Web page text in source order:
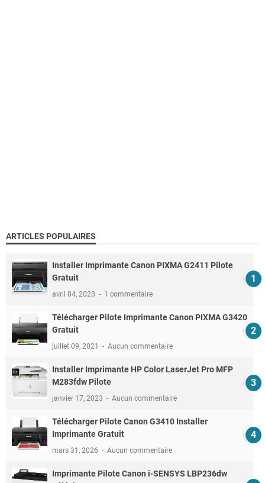
ARTICLES POPULAIRES
Installer Imprimante Canon PIXMA G2411 Pilote
Gratuit
avril 04, 2023 1 commentaire
Télécharger Pilote Imprimante Canon PIXMA G3420
Gratuit
juillet 09, 2021 Aucun commentaire
Installer Imprimante HP Color LaserJet Pro MFP
M283fdw Pilote
janvier 17, 2023 Aucun commentaire
Télécharger Pilote Canon G3410 Installer
Imprimante Gratuit
mars 31, 2026 Aucun commentaire
Imprimante Pilote Canon i-SENSYS LBP236dw